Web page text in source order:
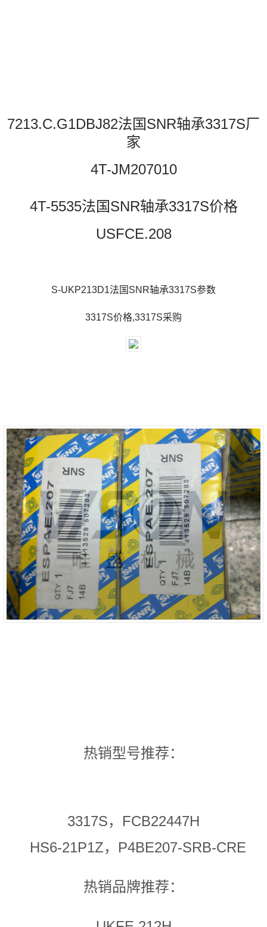
7213.C.G1DBJ82法国SNR轴承3317S厂
家
4T-JM207010
4T-5535法国SNR轴承3317S价格
USFCE.208
S-UKP213D1法国SNR轴承3317S参数
3317S价格,3317S采购
热销型号推荐：
3317S，FCB22447H
HS6-21P1Z，P4BE207-SRB-CRE
热销品牌推荐：